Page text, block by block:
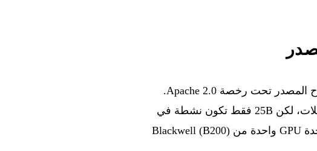
، وهو أقوى نموذج لديها حتى الآن، مفتوح المصدر تحت رخصة Apache 2.0.
) ما مجموعه 218B من المعاملات، لكن 25B فقط تكون نشطة في
كل استدلال، ما يسمح بتشغيله على وحدتي GPU من NVIDIA H100 أو على وحدة GPU واحدة من Blackwell (B200)